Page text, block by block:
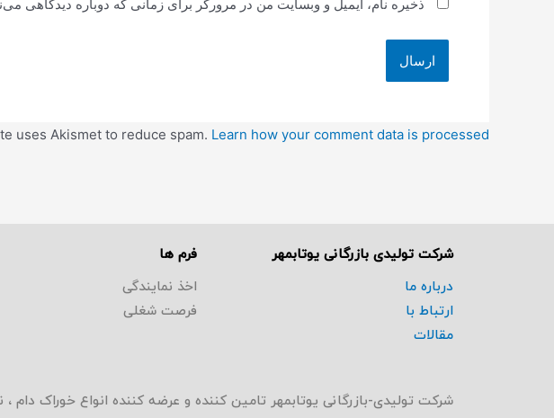
ذخیره نام، ایمیل و وبسایت من در مرورگر برای زمانی که دوباره دیدگاهی
uses Akismet to reduce spam. Learn how your comment data is processed.
شرکت تولیدی بازرگانی یوتابمهر
درباره ما
ارتباط با
مقالات
فرم ها
اخذ نمایندگی
فرصت شغلی
شرکت تولیدی-بازرگانی یوتابمهر تامین کننده و عرضه کننده انواع خوراک